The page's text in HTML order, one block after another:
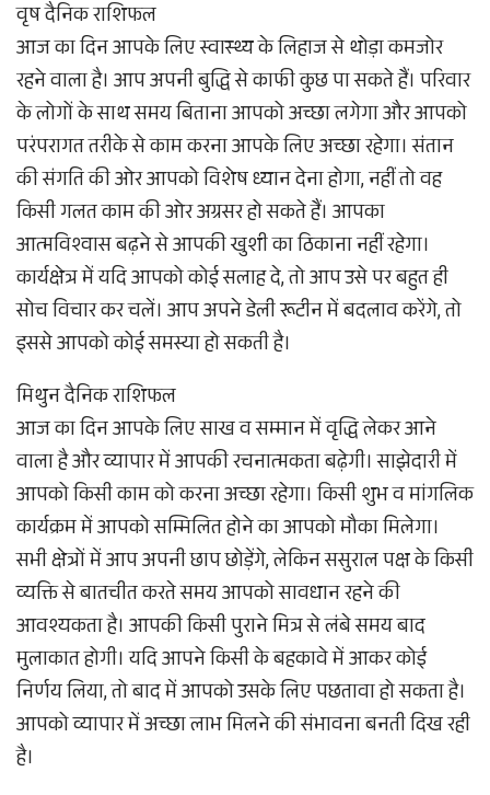
वृष दैनिक राशिफल
आज का दिन आपके लिए स्वास्थ्य के लिहाज से थोड़ा कमजोर
रहने वाला है। आप अपनी बुद्धि से काफी कुछ पा सकते हैं। परिवार
के लोगों के साथ समय बिताना आपको अच्छा लगेगा और आपको
परंपरागत तरीके से काम करना आपके लिए अच्छा रहेगा। संतान
की संगति की ओर आपको विशेष ध्यान देना होगा, नहीं तो वह
किसी गलत काम की ओर अग्रसर हो सकते हैं। आपका
आत्मविश्वास बढ़ने से आपकी खुशी का ठिकाना नहीं रहेगा।
कार्यक्षेत्र में यदि आपको कोई सलाह दे, तो आप उसे पर बहुत ही
सोच विचार कर चलें। आप अपने डेली रूटीन में बदलाव करेंगे, तो
इससे आपको कोई समस्या हो सकती है।
मिथुन दैनिक राशिफल
आज का दिन आपके लिए साख व सम्मान में वृद्धि लेकर आने
वाला है और व्यापार में आपकी रचनात्मकता बढ़ेगी। साझेदारी में
आपको किसी काम को करना अच्छा रहेगा। किसी शुभ व मांगलिक
कार्यक्रम में आपको सम्मिलित होने का आपको मौका मिलेगा।
सभी क्षेत्रों में आप अपनी छाप छोड़ेंगे, लेकिन ससुराल पक्ष के किसी
व्यक्ति से बातचीत करते समय आपको सावधान रहने की
आवश्यकता है। आपकी किसी पुराने मित्र से लंबे समय बाद
मुलाकात होगी। यदि आपने किसी के बहकावे में आकर कोई
निर्णय लिया, तो बाद में आपको उसके लिए पछतावा हो सकता है।
आपको व्यापार में अच्छा लाभ मिलने की संभावना बनती दिख रही
है।